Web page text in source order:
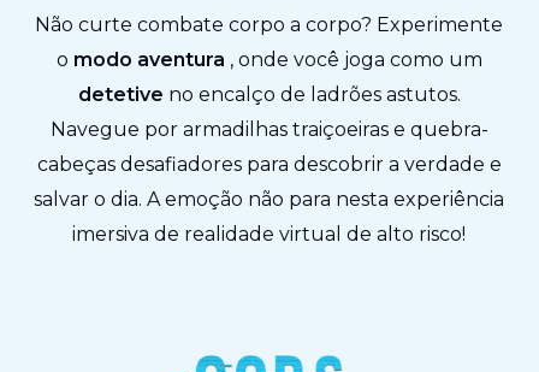
Não curte combate corpo a corpo? Experimente
o modo aventura , onde você joga como um
detetive no encalço de ladrões astutos.
Navegue por armadilhas traiçoeiras e quebra-
cabeças desafiadores para descobrir a verdade e
salvar o dia. A emoção não para nesta experiência
imersiva de realidade virtual de alto risco!